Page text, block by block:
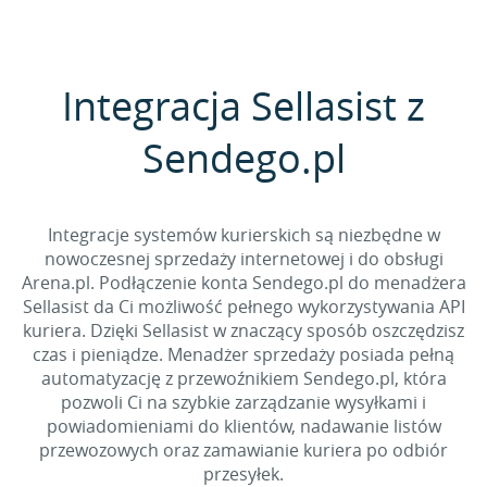
Integracja Sellasist z
Sendego.pl
Integracje systemów kurierskich są niezbędne w
nowoczesnej sprzedaży internetowej i do obsługi
Arena.pl. Podłączenie konta Sendego.pl do menadżera
Sellasist da Ci możliwość pełnego wykorzystywania API
kuriera. Dzięki Sellasist w znaczący sposób oszczędzisz
czas i pieniądze. Menadżer sprzedaży posiada pełną
automatyzację z przewoźnikiem Sendego.pl, która
pozwoli Ci na szybkie zarządzanie wysyłkami i
powiadomieniami do klientów, nadawanie listów
przewozowych oraz zamawianie kuriera po odbiór
przesyłek.